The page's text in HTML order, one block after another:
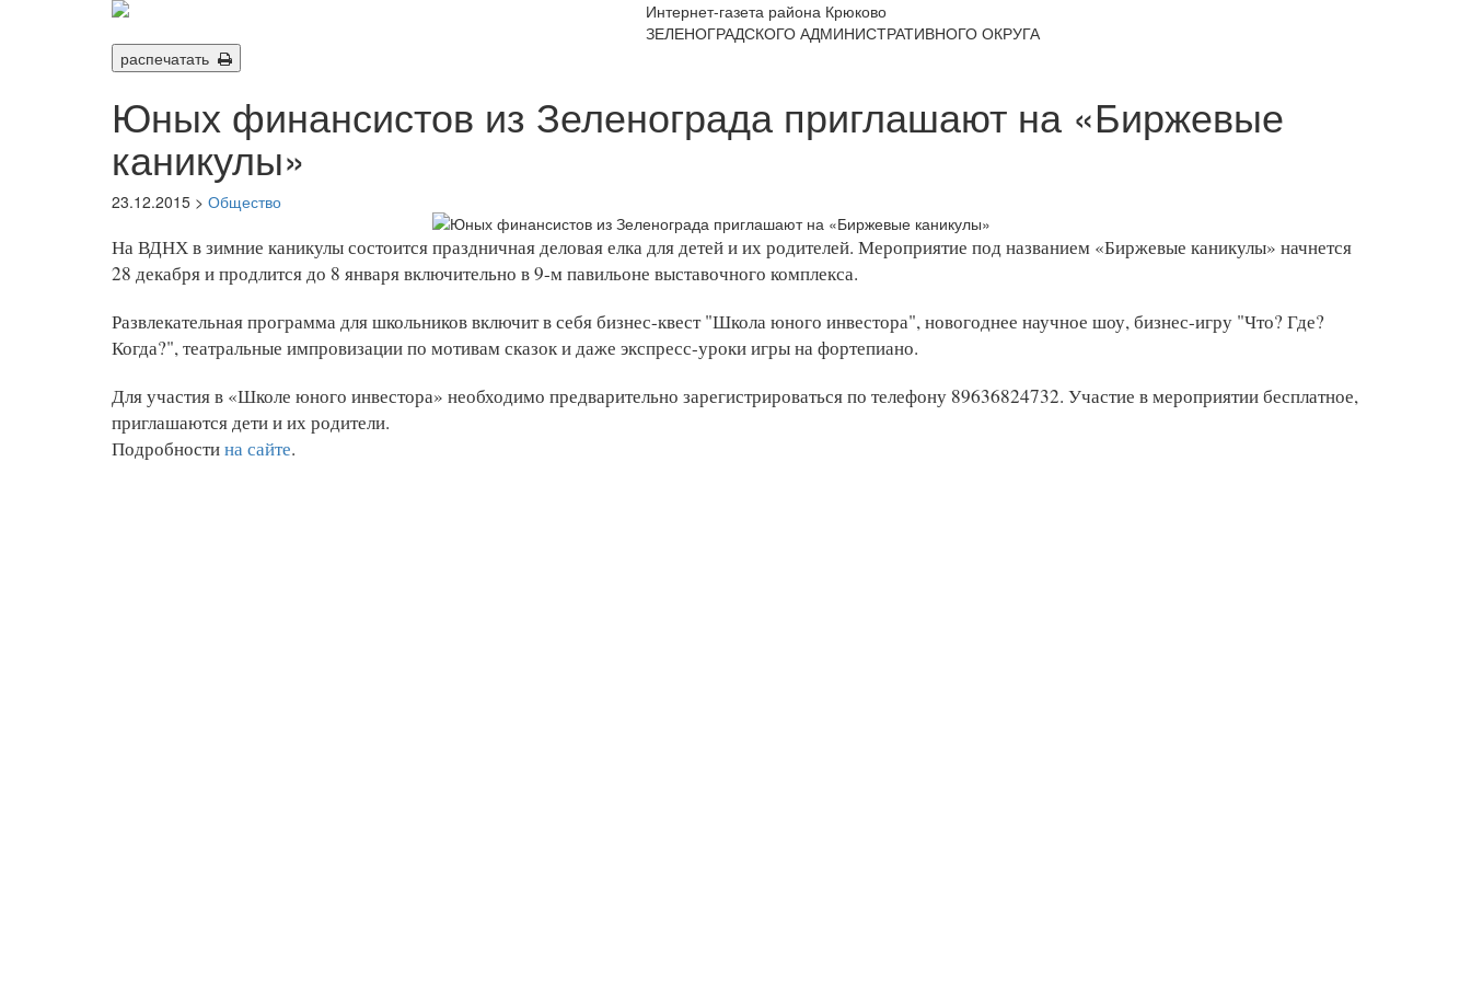
Интернет-газета района Крюково
ЗЕЛЕНОГРАДСКОГО АДМИНИСТРАТИВНОГО ОКРУГА
распечатать
Юных финансистов из Зеленограда приглашают на «Биржевые
каникулы»
23.12.2015 > Общество
На ВДНХ в зимние каникулы состоится праздничная деловая елка для детей и их родителей. Мероприятие под названием «Биржевые каникулы» начнется
28 декабря и продлится до 8 января включительно в 9-м павильоне выставочного комплекса.
Развлекательная программа для школьников включит в себя бизнес-квест "Школа юного инвестора", новогоднее научное шоу, бизнес-игру "Что? Где?
Когда?", театральные импровизации по мотивам сказок и даже экспресс-уроки игры на фортепиано.
Для участия в «Школе юного инвестора» необходимо предварительно зарегистрироваться по телефону 89636824732. Участие в мероприятии бесплатное,
приглашаются дети и их родители.
Подробностина сайте.